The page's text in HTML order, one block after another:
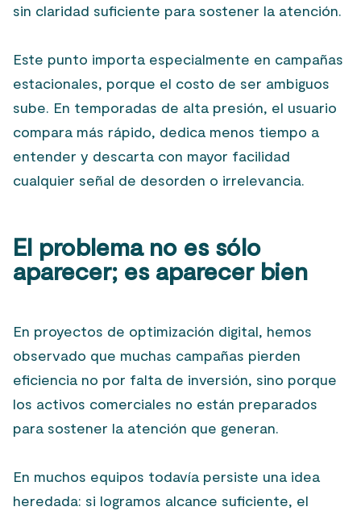
sin claridad suficiente para sostener la atención.
Este punto importa especialmente en campañas
estacionales, porque el costo de ser ambiguos
sube. En temporadas de alta presión, el usuario
compara más rápido, dedica menos tiempo a
entender y descarta con mayor facilidad
cualquier señal de desorden o irrelevancia.
El problema no es sólo
aparecer; es aparecer bien
En proyectos de optimización digital, hemos
observado que muchas campañas pierden
eficiencia no por falta de inversión, sino porque
los activos comerciales no están preparados
para sostener la atención que generan.
En muchos equipos todavía persiste una idea
heredada: si logramos alcance suficiente, el